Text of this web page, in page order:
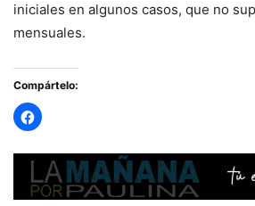
iniciales en algunos casos, que no
mensuales.
Compártelo: